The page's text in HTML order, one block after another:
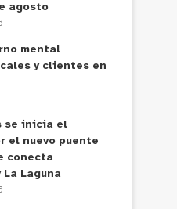
agosto
mental
y clientes en
se inicia el
el nuevo puente
conecta
Laguna